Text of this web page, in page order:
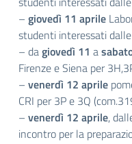
– giovedì 11 aprile
studenti interessati
– dagiovedì 11 a
Firenze e Siena per
– venerdì 12 aprile
CRI per 3P e 3Q
– venerdì 12 aprile,
incontro per la